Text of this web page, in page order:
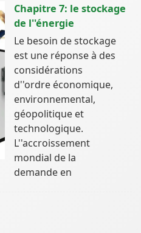
Chapitre 7: le stockage
de l''énergie
Le besoin de stockage
est une réponse à des
considérations
d''ordre économique,
environnemental,
géopolitique et
technologique.
L''accroissement
mondial de la
demande en